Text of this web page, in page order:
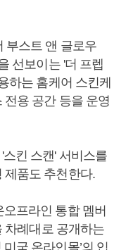
부스트 앤 글로우
선보이는 '더 프렙
하는 홈케어 스킨케
용 공간 등을 운영
킨 스캔' 서비스를
제품도 추천한다.
프라인 통합 멤버
차례대로 공개하는
국 온라인몰’의 입